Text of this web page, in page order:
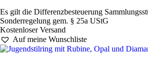
Es gilt die Differenzbesteuerung
Sonderregelung gem. § 25a UStG
Kostenloser Versand
Auf meine Wunschliste